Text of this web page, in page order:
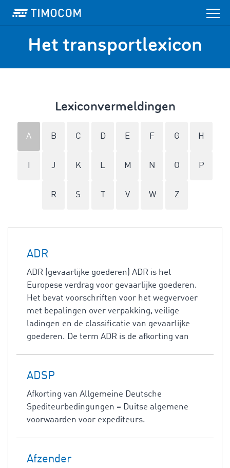
Het transportlexicon
Lexiconvermeldingen
A B C D E F G H
J K L M N O P
R S V W Z
ADR
ADR (gevaarlijke goederen) ADR is het
Europese verdrag voor gevaarlijke goederen.
Het bevat voorschriften voor het wegvervoer
met bepalingen over verpakking, veilige
ladingen en de classificatie van gevaarlijke
goederen. De term ADR is de afkorting van
ADSP
Afkorting van Allgemeine Deutsche
Spediteurbedingungen = Duitse algemene
voorwaarden voor expediteurs.
Afzender